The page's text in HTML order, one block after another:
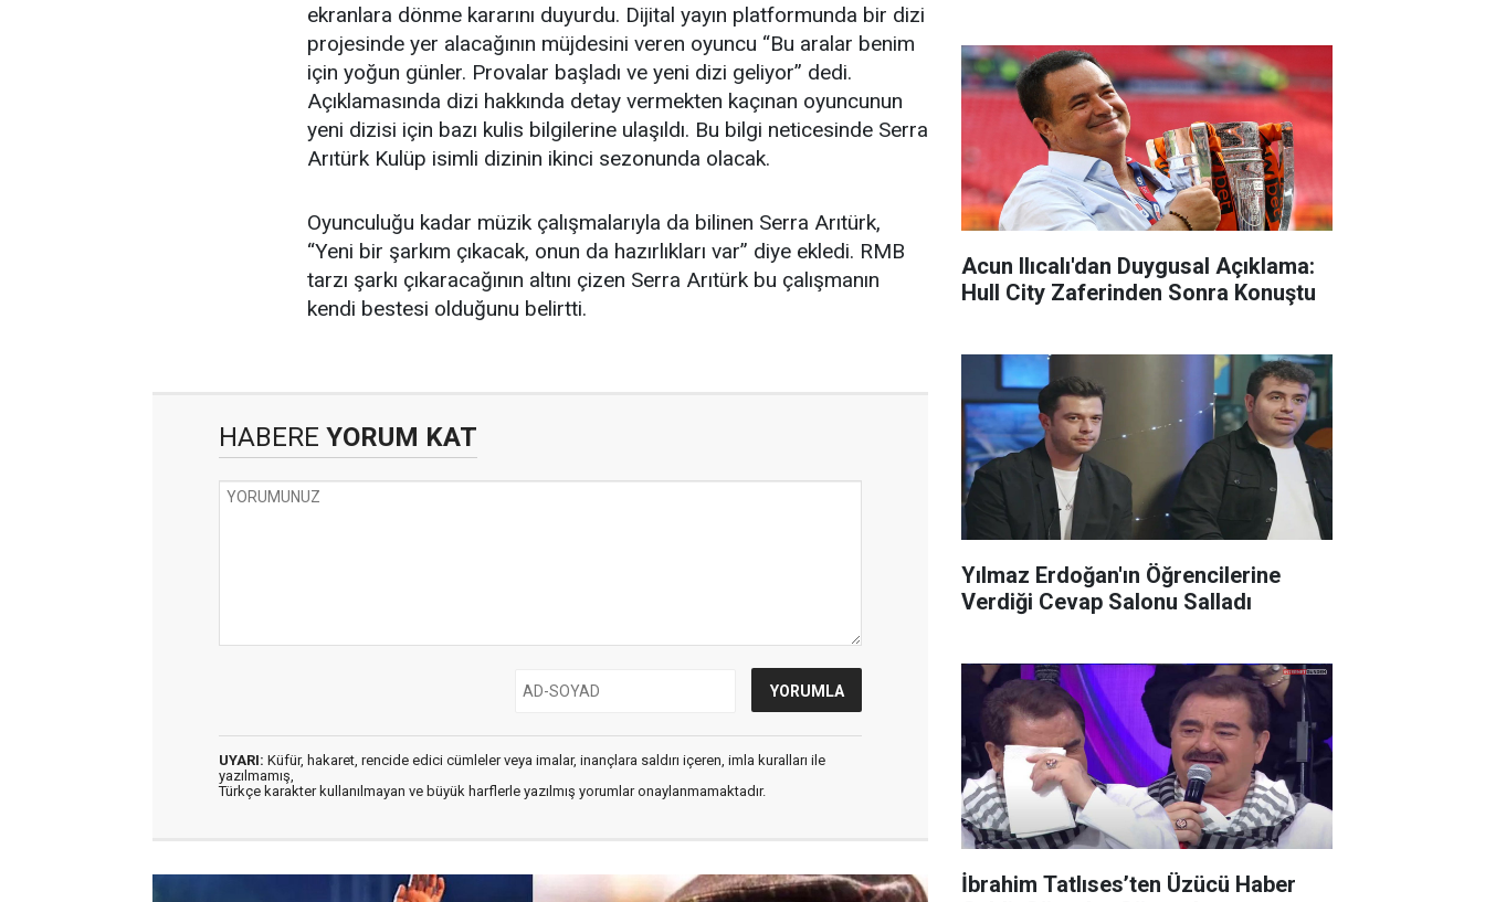
ekranlara dönme kararını duyurdu. Dijital yayın platformunda bir dizi
projesinde yer alacağının müjdesini veren oyuncu “Bu aralar benim
için yoğun günler. Provalar başladı ve yeni dizi geliyor” dedi.
Açıklamasında dizi hakkında detay vermekten kaçınan oyuncunun
yeni dizisi için bazı kulis bilgilerine ulaşıldı. Bu bilgi neticesinde Serra
Arıtürk Kulüp isimli dizinin ikinci sezonunda olacak.
Oyunculuğu kadar müzik çalışmalarıyla da bilinen Serra Arıtürk,
“Yeni bir şarkım çıkacak, onun da hazırlıkları var” diye ekledi. RMB
tarzı şarkı çıkaracağının altını çizen Serra Arıtürk bu çalışmanın
kendi bestesi olduğunu belirtti.
HABERE YORUM KAT
UYARI: Küfür, hakaret, rencide edici cümleler veya imalar, inançlara saldırı içeren, imla kuralları ile
yazılmamış,
Türkçe karakter kullanılmayan ve büyük harflerle yazılmış yorumlar onaylanmamaktadır.
Acun Ilıcalı'dan Duygusal Açıklama:
Hull City Zaferinden Sonra Konuştu
Yılmaz Erdoğan'ın Öğrencilerine
Verdiği Cevap Salonu Salladı
İbrahim Tatlıses’ten Üzücü Haber